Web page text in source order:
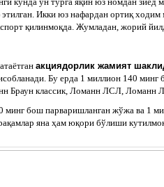
Икки юз нафардан ортиқ
қилинмоқда. Жумладан, жорий
акциядорлик жамият
Бу ерда 1 миллион 140
Браун классик, Ломанн ЛСЛ, Ломанн
минг бош парваришланган жўжа ва 1
яна ҳам юқори бўлиши